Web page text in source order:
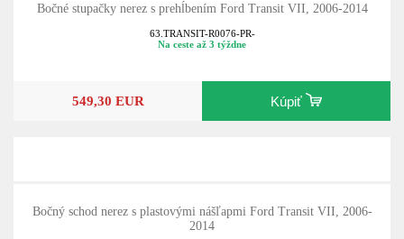
Bočné stupačky nerez s prehĺbením Ford Transit VII, 2006-2014
63.TRANSIT-R0076-PR-
Na ceste až 3 týždne
549,30 EUR Kúpiť
Bočný schod nerez s plastovými nášľapmi Ford Transit VII, 2006-
2014